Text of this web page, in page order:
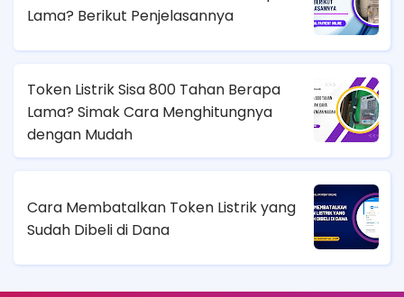
Lama? Berikut Penjelasannya
Token Listrik Sisa 800 Tahan Berapa
Lama? Simak Cara Menghitungnya
dengan Mudah
Cara Membatalkan Token Listrik yang
Sudah Dibeli di Dana